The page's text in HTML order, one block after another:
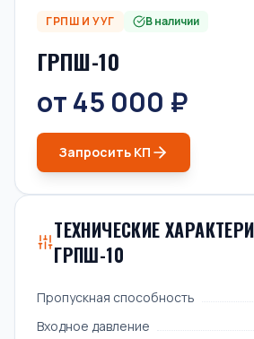
ГРПШ И УУГ В наличии
ГРПШ-10
от 45 000 ₽
Запросить КП
ТЕХНИЧЕСКИЕ
ГРПШ-10
Пропускная способность
Входное давление